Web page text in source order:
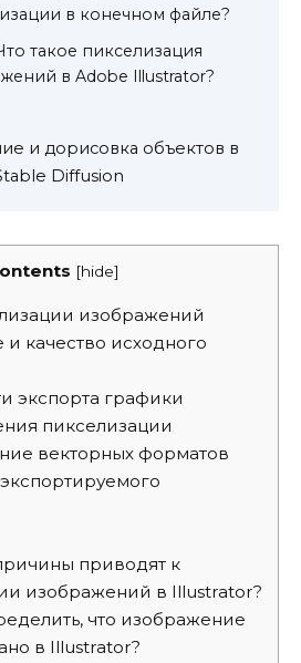
в конечном файле?
такое пикселизация
в Adobe Illustrator?
и дорисовка объектов в
Diffusion
[hide]
изображений
качество исходного
экспорта графики
пикселизации
векторных форматов
приводят к
изображений в Illustrator?
что изображение
в Illustrator?